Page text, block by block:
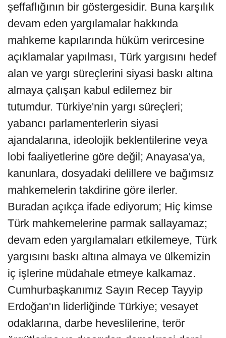
şeffaflığının bir göstergesidir. Buna karşılık
devam eden yargılamalar hakkında
mahkeme kapılarında hüküm verircesine
açıklamalar yapılması, Türk yargısını hedef
alan ve yargı süreçlerini siyasi baskı altına
almaya çalışan kabul edilemez bir
tutumdur. Türkiye'nin yargı süreçleri;
yabancı parlamenterlerin siyasi
ajandalarına, ideolojik beklentilerine veya
lobi faaliyetlerine göre değil; Anayasa'ya,
kanunlara, dosyadaki delillere ve bağımsız
mahkemelerin takdirine göre ilerler.
Buradan açıkça ifade ediyorum; Hiç kimse
Türk mahkemelerine parmak sallayamaz;
devam eden yargılamaları etkilemeye, Türk
yargısını baskı altına almaya ve ülkemizin
iç işlerine müdahale etmeye kalkamaz.
Cumhurbaşkanımız Sayın Recep Tayyip
Erdoğan'ın liderliğinde Türkiye; vesayet
odaklarına, darbe heveslilerine, terör